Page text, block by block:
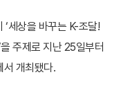
‘세상을 바꾸는 K-조달!
주제로 지난 25일부터
서 개최됐다.